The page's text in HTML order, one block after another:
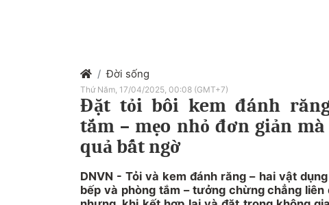
Đời sống
Thứ Năm, 17/04/2025, 00:08 (GMT+7)
Đặt tỏi bôi kem đánh
tắm – mẹo nhỏ đơn giản
quả bất ngờ
DNVN - Tỏi và kem đánh răng – hai vật
bếp và phòng tắm – tưởng chừng chẳng liên